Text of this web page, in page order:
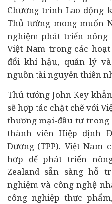
Chương trình Lao động
Thủ tướng mong muốn
nghiệm phát triển
Việt Nam trong các
đổi khí hậu, quản lý
nguồn tài nguyên thiên
Thủ tướng John Key
sẽ hợp tác chặt chẽ với
thương mại-đầu tư
thành viên Hiệp định
Dương (TPP). Việt
hợp để phát triển
Zealand sẵn sàng hỗ
nghiệm và công nghệ
công nghiệp thực